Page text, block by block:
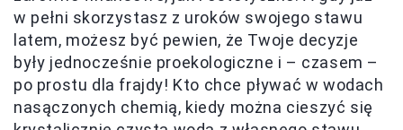
w pełni skorzystasz z uroków swojego stawu
latem, możesz być pewien, że Twoje decyzje
były jednocześnie proekologiczne i – czasem –
po prostu dla frajdy! Kto chce pływać w wodach
nasączonych chemią, kiedy można cieszyć się